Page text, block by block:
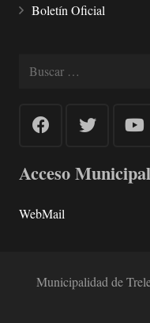
Boletín Oficial
Buscar:
Acceso Municipal
WebMail
Municipalidad de